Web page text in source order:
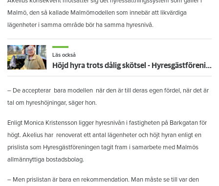
Malmö, den så kallade Malmömodellen som innebär att likvärdiga
lägenheter i samma område bör ha samma hyresnivå.
Läs också
Höjd hyra trots dålig skötsel - Hyresgästföreningen uppmanar boende att inte betala
– De accepterar bara modellen när den är till deras egen fördel, när det är
tal om hyreshöjningar, säger hon.
Enligt Monica Kristensson ligger hyresnivån i fastigheten på Barkgatan för
högt. Akelius har renoverat ett antal lägenheter och höjt hyran enligt en
prislista som Hyresgästföreningen tagit fram i samarbete med Malmös
allmännyttiga bostadsbolag.
– Men prislistan är bara en rekommendation. Man måste se till var den